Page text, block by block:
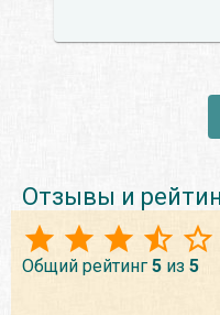
Отзывы и
Общий рейтинг 5 из 5